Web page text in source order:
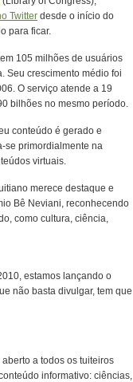
Twitter desde o início do
para ficar.
105 milhões de usuários
Seu crescimento médio foi
O serviço atende a 19
bilhões no mesmo período.
conteúdo é gerado e
se primordialmente na
virtuais.
merece destaque e
Bê Neviani, reconhecendo
como cultura, ciência,
estamos lançando o
não basta divulgar, tem que
a todos os tuiteiros
informativo: ciências,